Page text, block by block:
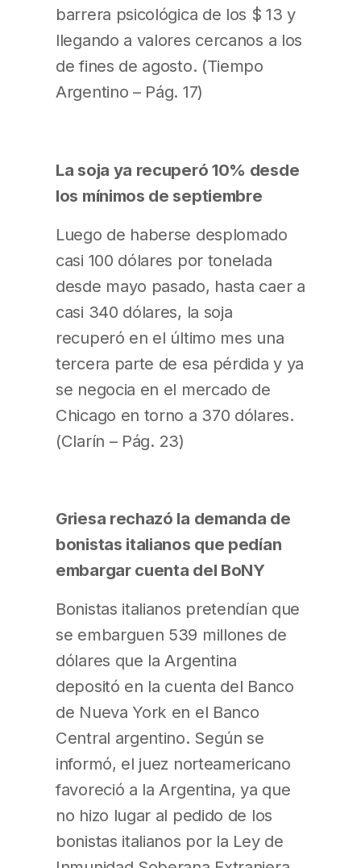
barrera psicológica de los $ 13 y
llegando a valores cercanos a los
de fines de agosto. (Tiempo
Argentino – Pág. 17)
La soja ya recuperó 10% desde
los mínimos de septiembre
Luego de haberse desplomado
casi 100 dólares por tonelada
desde mayo pasado, hasta caer a
casi 340 dólares, la soja
recuperó en el último mes una
tercera parte de esa pérdida y ya
se negocia en el mercado de
Chicago en torno a 370 dólares.
(Clarín – Pág. 23)
Griesa rechazó la demanda de
bonistas italianos que pedían
embargar cuenta del BoNY
Bonistas italianos pretendían que
se embarguen 539 millones de
dólares que la Argentina
depositó en la cuenta del Banco
de Nueva York en el Banco
Central argentino. Según se
informó, el juez norteamericano
favoreció a la Argentina, ya que
no hizo lugar al pedido de los
bonistas italianos por la Ley de